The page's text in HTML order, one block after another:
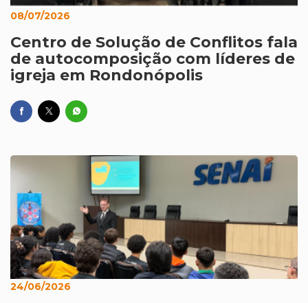
08/07/2026
Centro de Solução de Conflitos fala
de autocomposição com líderes de
igreja em Rondonópolis
24/06/2026